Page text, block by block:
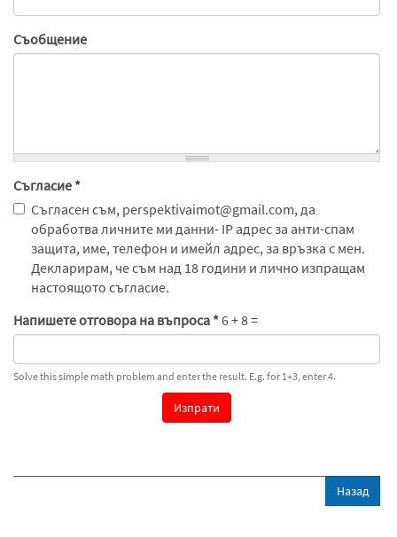
Съобщение
Съгласие *
Съгласен съм, perspektivaimot@gmail.com, да
обработва личните ми данни- IP адрес за анти-спам
защита, име, телефон и имейл адрес, за връзка с мен.
Декларирам, че съм над 18 години и лично изпращам
настоящото съгласие.
Напишете отговора на въпроса *6 + 8 =
Solve this simple math problem and enter the result. E.g. for 1+3, enter 4.
Изпрати